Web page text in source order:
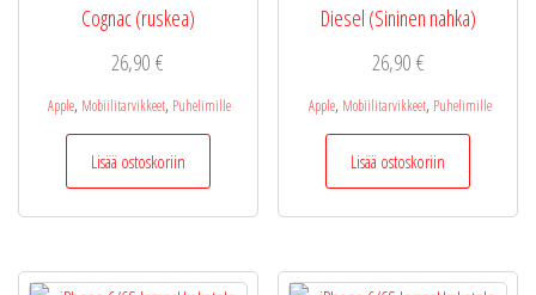
Cognac (ruskea)
26,90€
Apple, Mobiilitarvikkeet, Puhelimille
Lisää ostoskoriin
Diesel (Sininen nahka)
26,90 €
Apple, Mobiilitarvikkeet, Puhelimille
Lisää ostoskoriin